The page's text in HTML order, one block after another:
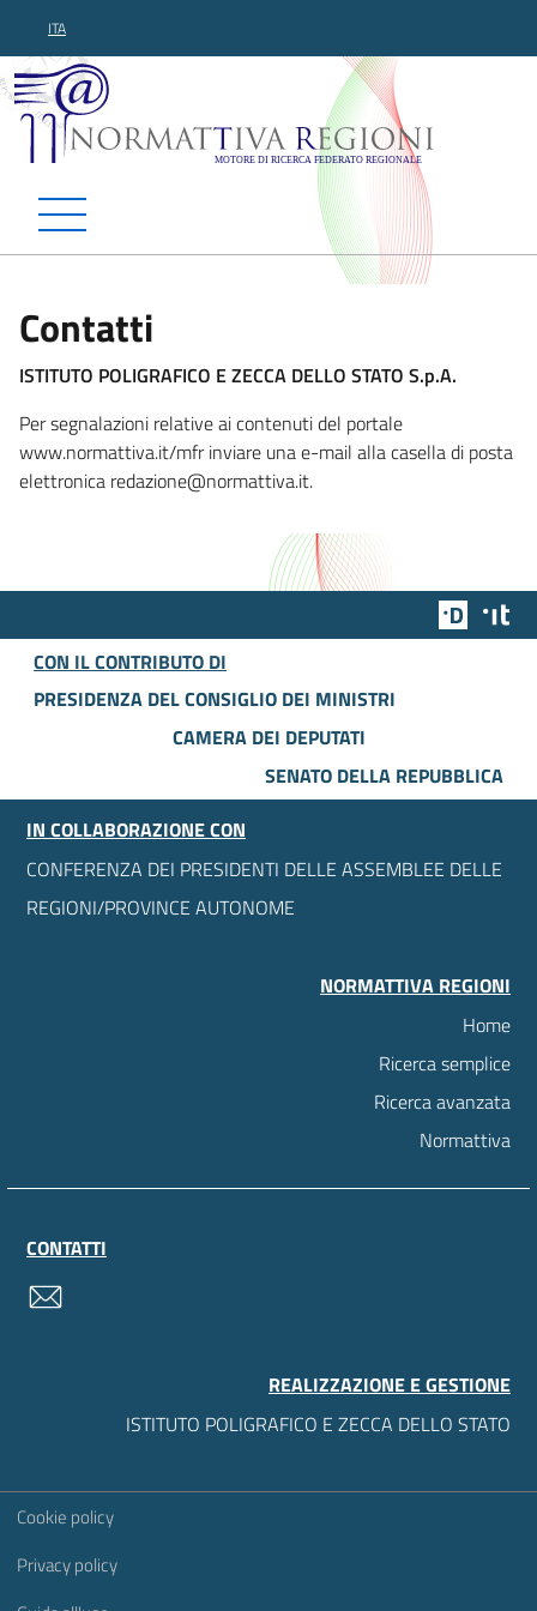
ITA
Normattiva Regioni -
Contatti
ISTITUTO POLIGRAFICO E ZECCA DELLO STATO S.p.A.
Per segnalazioni relative ai contenuti del portale
www.normattiva.it/mfr inviare una e-mail alla casella di posta
elettronica redazione@normattiva.it.
Team
CON IL CONTRIBUTO DI
PRESIDENZA DEL CONSIGLIO DEI MINISTRI
CAMERA DEI DEPUTATI
SENATO DELLA REPUBBLICA
IN COLLABORAZIONE CON
CONFERENZA DEI PRESIDENTI DELLE ASSEMBLEE DELLE
REGIONI/PROVINCE AUTONOME
NORMATTIVA REGIONI
Home
Ricerca semplice
Ricerca avanzata
Normattiva
CONTATTI
REALIZZAZIONE E GESTIONE
ISTITUTO POLIGRAFICO E ZECCA DELLO STATO
Sezione Link Utili
Cookie policy
Privacy policy